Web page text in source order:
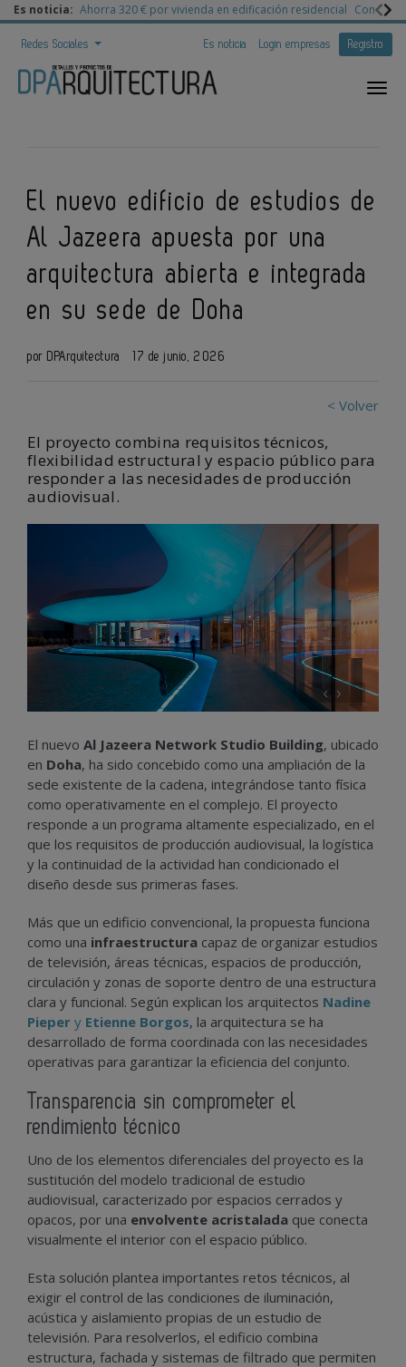
Es noticia: Ahorra 320 € por vivienda en edificación residencial
Redes Sociales Es noticia Login empresas Registro
El nuevo edificio de estudios de
Al Jazeera apuesta por una
arquitectura abierta e integrada
en su sede de Doha
por DPArquitectura 17 de junio, 2026
< Volver
El proyecto combina requisitos técnicos,
flexibilidad estructural y espacio público para
responder a las necesidades de producción
audiovisual.
‹ ›
El nuevo Al Jazeera Network Studio Building, ubicado
en Doha, ha sido concebido como una ampliación de la
sede existente de la cadena, integrándose tanto física
como operativamente en el complejo. El proyecto
responde a un programa altamente especializado, en el
que los requisitos de producción audiovisual, la logística
y la continuidad de la actividad han condicionado el
diseño desde sus primeras fases.
Más que un edificio convencional, la propuesta funciona
como una infraestructura capaz de organizar estudios
de televisión, áreas técnicas, espacios de producción,
circulación y zonas de soporte dentro de una estructura
clara y funcional. Según explican los arquitectos Nadine
Pieper y Etienne Borgos, la arquitectura se ha
desarrollado de forma coordinada con las necesidades
operativas para garantizar la eficiencia del conjunto.
Transparencia sin comprometer el
rendimiento técnico
Uno de los elementos diferenciales del proyecto es la
sustitución del modelo tradicional de estudio
audiovisual, caracterizado por espacios cerrados y
opacos, por una envolvente acristalada que conecta
visualmente el interior con el espacio público.
Esta solución plantea importantes retos técnicos, al
exigir el control de las condiciones de iluminación,
acústica y aislamiento propias de un estudio de
televisión. Para resolverlos, el edificio combina
estructura, fachada y sistemas de filtrado que permiten